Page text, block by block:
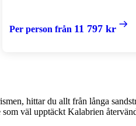
Per person från 11 797 kr
hittar du allt från långa
väl upptäckt Kalabrien